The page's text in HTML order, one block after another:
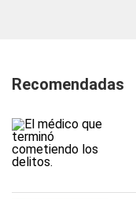
Recomendadas